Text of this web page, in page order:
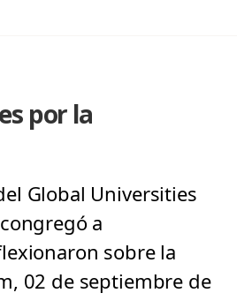
por la
Global Universities
a
sobre la
02 de septiembre de